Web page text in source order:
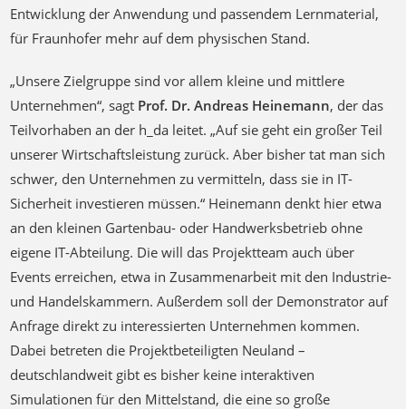
Entwicklung der Anwendung und passendem Lernmaterial,
für Fraunhofer mehr auf dem physischen Stand.
„Unsere Zielgruppe sind vor allem kleine und mittlere
Unternehmen“, sagt Prof. Dr. Andreas Heinemann, der das
Teilvorhaben an der h_da leitet. „Auf sie geht ein großer Teil
unserer Wirtschaftsleistung zurück. Aber bisher tat man sich
schwer, den Unternehmen zu vermitteln, dass sie in IT-
Sicherheit investieren müssen.“ Heinemann denkt hier etwa
an den kleinen Gartenbau- oder Handwerksbetrieb ohne
eigene IT-Abteilung. Die will das Projektteam auch über
Events erreichen, etwa in Zusammenarbeit mit den Industrie-
und Handelskammern. Außerdem soll der Demonstrator auf
Anfrage direkt zu interessierten Unternehmen kommen.
Dabei betreten die Projektbeteiligten Neuland –
deutschlandweit gibt es bisher keine interaktiven
Simulationen für den Mittelstand, die eine so große